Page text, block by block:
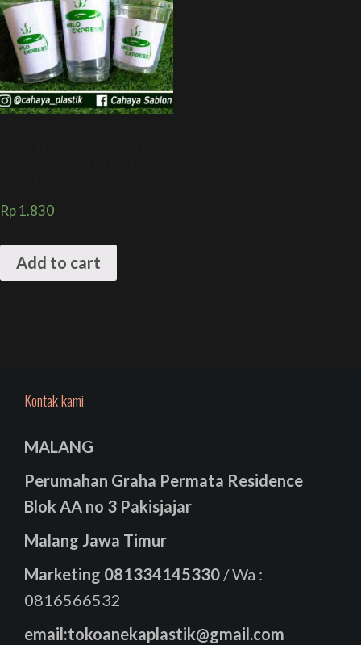
Rp1.830
Add to cart
Kontak kami
MALANG
Perumahan Graha Permata Residence
Blok AA no 3 Pakisjajar
Malang Jawa Timur
Marketing 081334145330 / Wa :
0816566532
email:tokoanekaplastik@gmail.com